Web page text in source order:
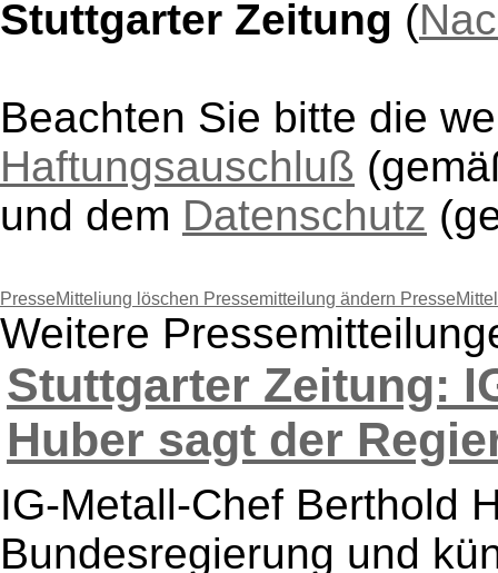
Stuttgarter Zeitung (
Beachten Sie bitte die
Haftungsauschluß
und dem Datenschutz
PresseMitteliung löschen Pressemitteilung ändern
Weitere
Stuttgarter Zeitung:
Huber sagt der
IG-Metall-Chef Berthold
Bundesregierung und